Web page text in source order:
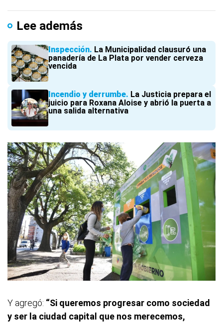
Lee además
Inspección La Municipalidad clausuró una
panadería de La Plata por vender cerveza
vencida
Incendio y derrumbe La Justicia prepara el
juicio para Roxana Aloise y abrió la puerta a
una salida alternativa
Y agregó: “Si queremos progresar como sociedad
y ser la ciudad capital que nos merecemos,